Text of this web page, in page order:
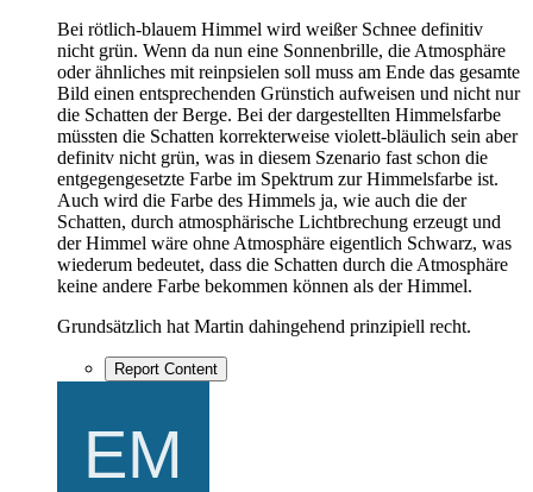
Bei rötlich-blauem Himmel wird weißer Schnee definitiv
nicht grün. Wenn da nun eine Sonnenbrille, die Atmosphäre
oder ähnliches mit reinpsielen soll muss am Ende das gesamte
Bild einen entsprechenden Grünstich aufweisen und nicht nur
die Schatten der Berge. Bei der dargestellten Himmelsfarbe
müssten die Schatten korrekterweise violett-bläulich sein aber
definitv nicht grün, was in diesem Szenario fast schon die
entgegengesetzte Farbe im Spektrum zur Himmelsfarbe ist.
Auch wird die Farbe des Himmels ja, wie auch die der
Schatten, durch atmosphärische Lichtbrechung erzeugt und
der Himmel wäre ohne Atmosphäre eigentlich Schwarz, was
wiederum bedeutet, dass die Schatten durch die Atmosphäre
keine andere Farbe bekommen können als der Himmel.
Grundsätzlich hat Martin dahingehend prinzipiell recht.
Report Content